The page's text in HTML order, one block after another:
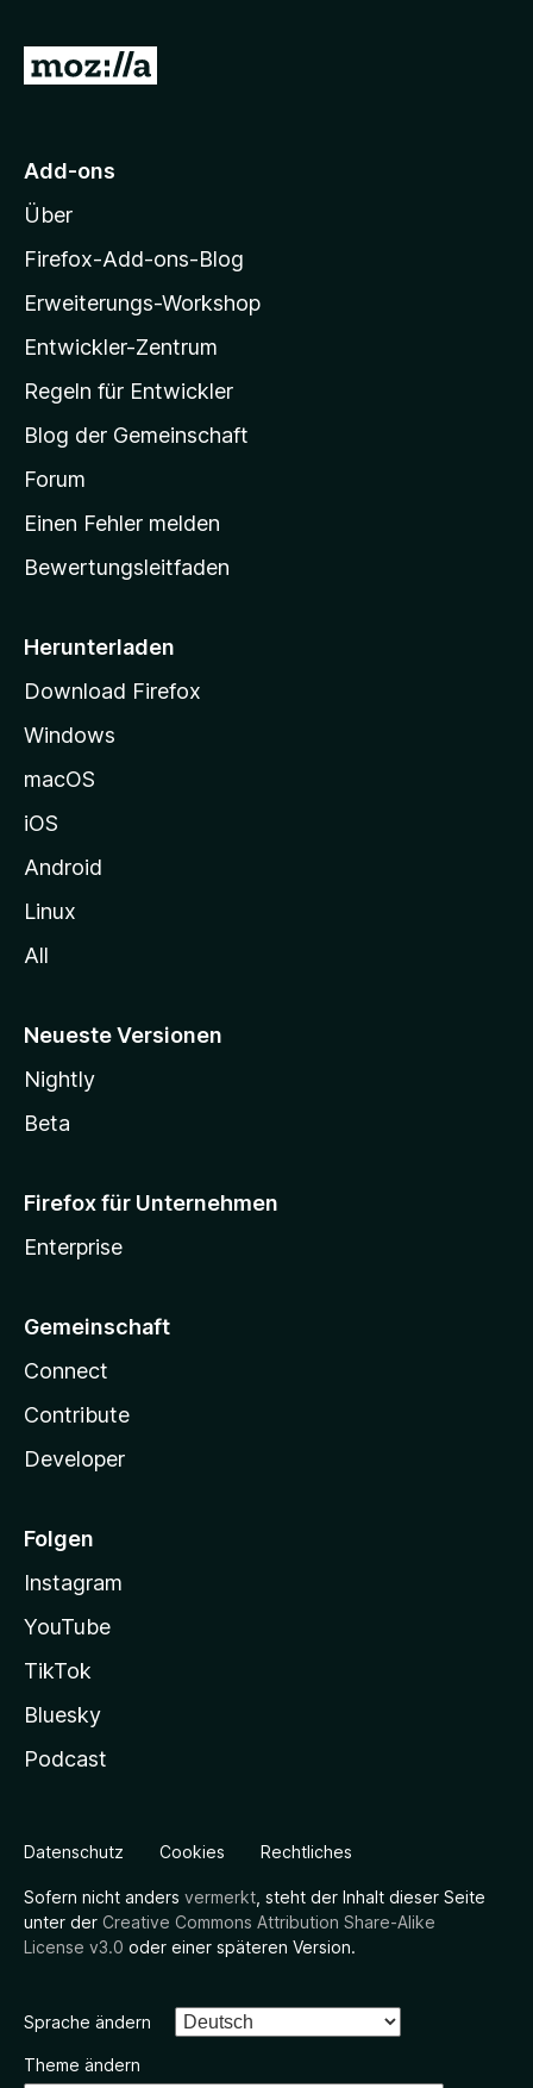
Z
M
z
i
l
a
-
t
a
r
s
i
e
g
e
n
Add-ons
Über
Firefox-Add-ons-Blog
Erweiterungs-Workshop
Entwickler-Zentrum
Regeln für Entwickler
Blog der Gemeinschaft
Forum
Einen Fehler melden
Bewertungsleitfaden
Herunterladen
Download Firefox
Windows
macOS
iOS
Android
Linux
All
Neueste Versionen
Nightly
Beta
Firefox für Unternehmen
Enterprise
Gemeinschaft
Connect
Contribute
Developer
Folgen
Instagram
YouTube
TikTok
Bluesky
Podcast
Datenschutz Cookies Rechtliches
Sofern nicht anders vermerkt , steht der Inhalt dieser Seite
unter der Creative Commons Attribution Share-Alike
License v3.0 oder einer späteren Version.
Sprache ändern
Theme ändern